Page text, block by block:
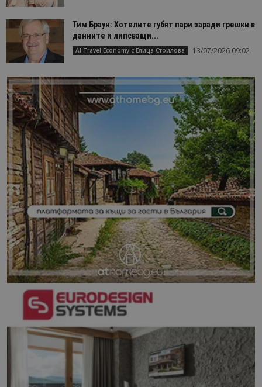
Тим Браун: Хотелите губят пари заради грешки в
данните и липсващи...
AI Travel Economy с Елица Стоилова 13/07/2026 09:02